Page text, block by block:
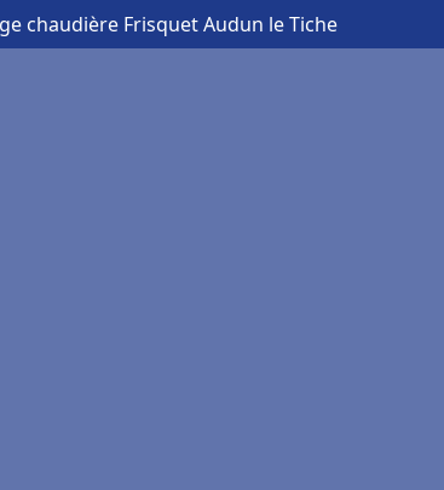
chaudière Frisquet Audun le Tiche